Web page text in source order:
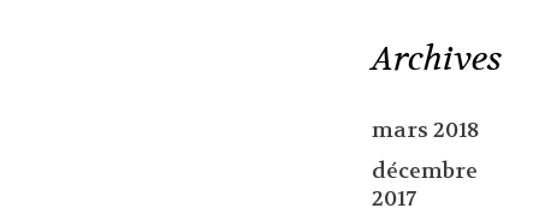
Archives
mars 2018
décembre
2017